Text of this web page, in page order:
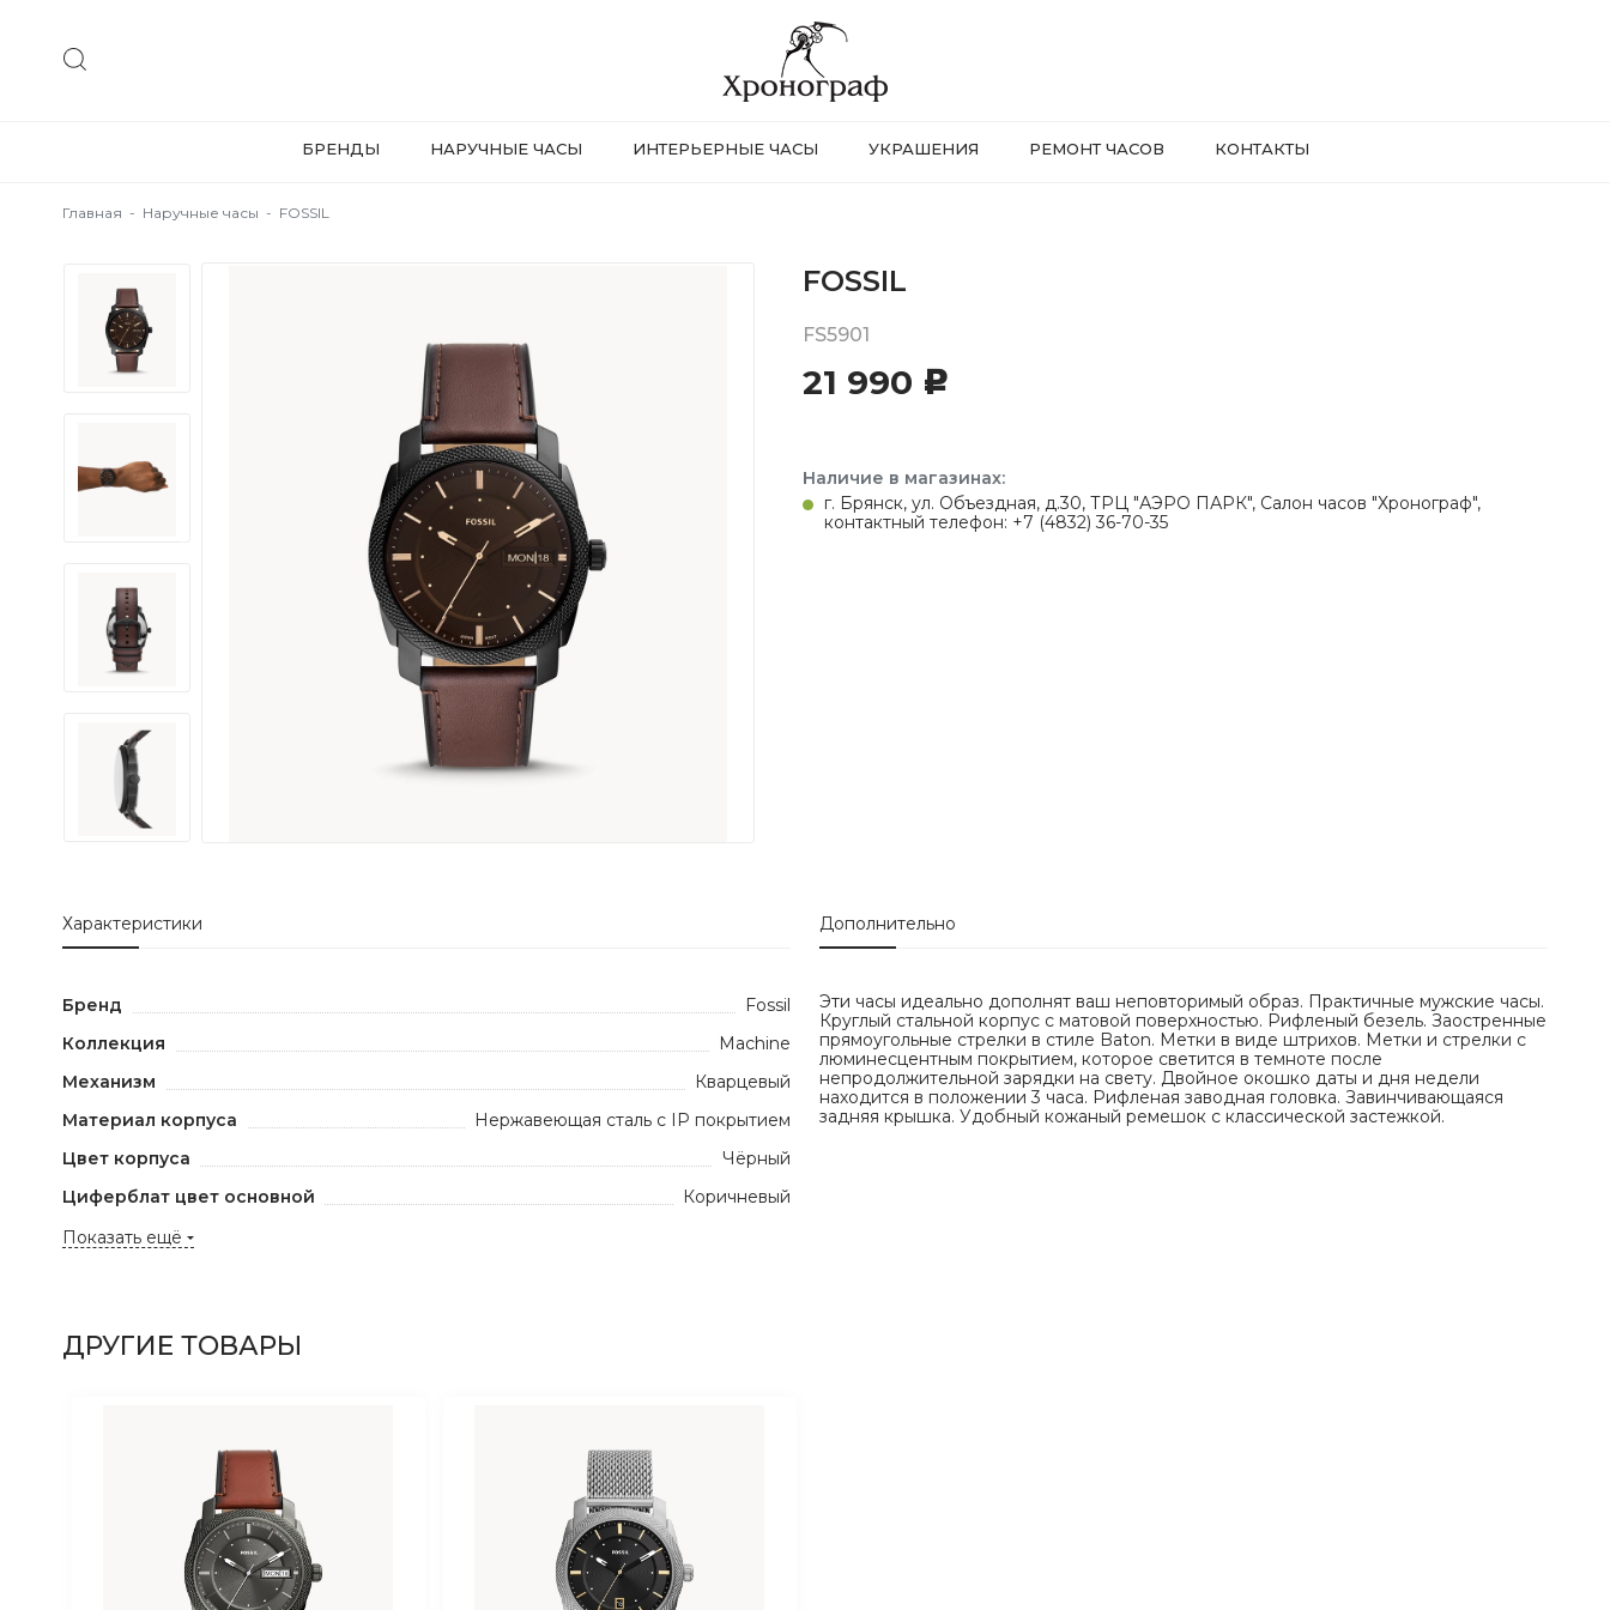
БРЕНДЫ НАРУЧНЫЕ ЧАСЫ ИНТЕРЬЕРНЫЕ ЧАСЫ УКРАШЕНИЯ РЕМОНТ ЧАСОВ КОНТАКТЫ
Главная - Наручные часы - FOSSIL
FOSSIL
FS5901
21 990 c
Наличие в магазинах:
г. Брянск, ул. Объездная, д.30, ТРЦ "АЭРО ПАРК", Салон часов "Хронограф",
контактный телефон: +7 (4832) 36-70-35
Характеристики
Бренд
Fossil
Коллекция
Machine
Механизм
Кварцевый
Материал корпуса
Нержавеющая сталь с IP покрытием
Цвет корпуса
Чёрный
Циферблат цвет основной
Коричневый
Показать ещё
Дополнительно
Эти часы идеально дополнят ваш неповторимый образ. Практичные мужские часы.
Круглый стальной корпус c матовой поверхностью. Рифленый безель. Заостренные
прямоугольные стрелки в стиле Baton. Метки в виде штрихов. Метки и стрелки с
люминесцентным покрытием, которое светится в темноте после
непродолжительной зарядки на свету. Двойное окошко даты и дня недели
находится в положении 3 часа. Рифленая заводная головка. Завинчивающаяся
задняя крышка. Удобный кожаный ремешок с классической застежкой.
ДРУГИЕ ТОВАРЫ